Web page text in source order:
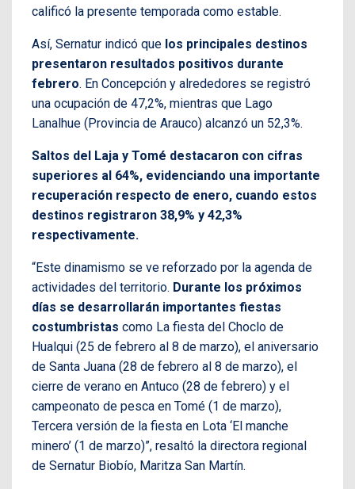
calificó la presente temporada como estable.
Así, Sernatur indicó que los principales destinos
presentaron resultados positivos durante
febrero. En Concepción y alrededores se registró
una ocupación de 47,2%, mientras que Lago
Lanalhue (Provincia de Arauco) alcanzó un 52,3%.
Saltos del Laja y Tomé destacaron con cifras
superiores al 64%, evidenciando una importante
recuperación respecto de enero, cuando estos
destinos registraron 38,9% y 42,3%
respectivamente.
“Este dinamismo se ve reforzado por la agenda de
actividades del territorio. Durante los próximos
días se desarrollarán importantes fiestas
costumbristas como La fiesta del Choclo de
Hualqui (25 de febrero al 8 de marzo), el aniversario
de Santa Juana (28 de febrero al 8 de marzo), el
cierre de verano en Antuco (28 de febrero) y el
campeonato de pesca en Tomé (1 de marzo),
Tercera versión de la fiesta en Lota ‘El manche
minero’ (1 de marzo)”, resaltó la directora regional
de Sernatur Biobío, Maritza San Martín.